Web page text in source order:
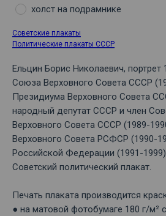
холст на подрамнике
Советские плакаты
Политические плакаты СССР
Ельцин Борис Николаевич, портрет
Союза Верховного Совета СССР
Президиума Верховного Совета
народный депутат СССР и член
Верховного Совета СССР (1989-
Верховного Совета РСФСР (1990-
Российской Федерации (1991-
Советский политический плакат.
Печать плаката производится
● на матовой фотобумаге 180 г/м²